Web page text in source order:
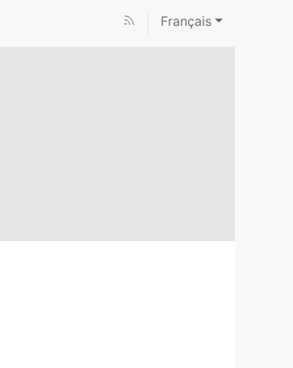
Français